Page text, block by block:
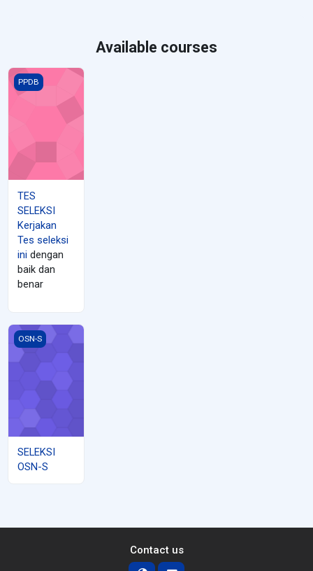
Available courses
TES SELEKSI
PPDB
TES
SELEKSI
Kerjakan
Tes seleksi
ini dengan
baik dan
benar
SELEKSI OSN-S
OSN-S
SELEKSI
OSN-S
Contact us